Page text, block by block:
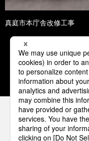
真庭市本庁舎改修工事
2 3
パナソニック